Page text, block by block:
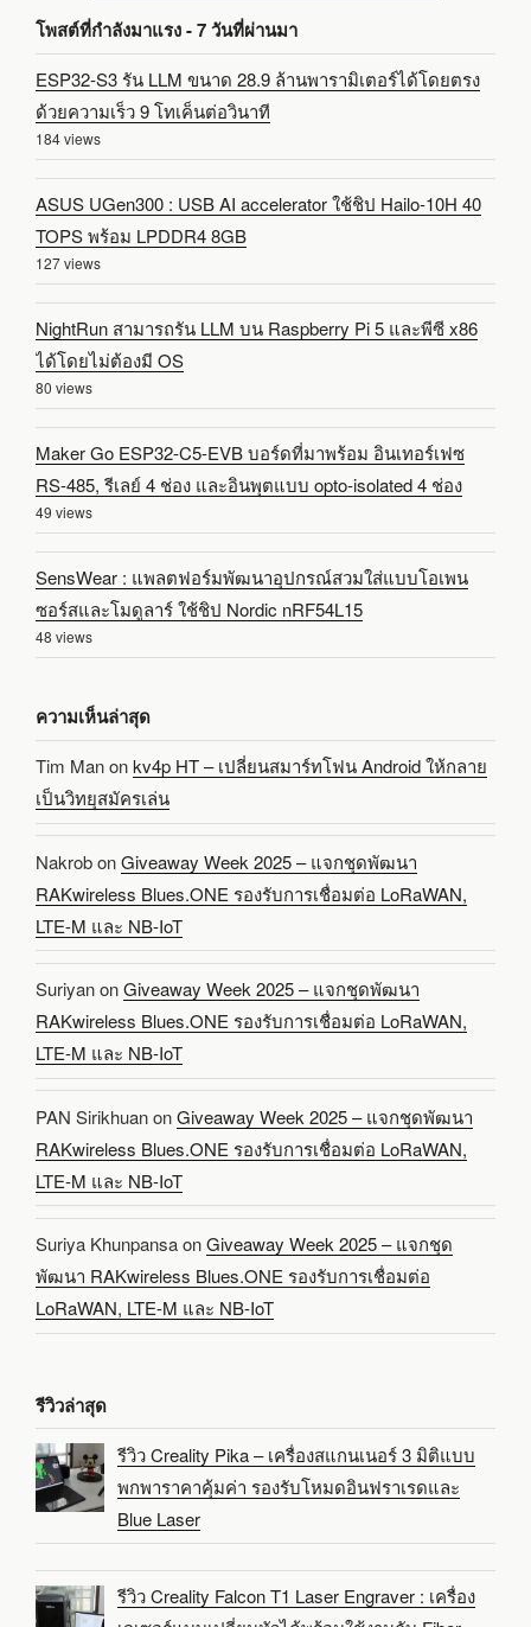
โพสต์ที่กำลังมาแรง - 7 วันที่ผ่านมา
ESP32-S3 รัน LLM ขนาด 28.9 ล้านพารามิเตอร์ได้โดยตรง
ด้วยความเร็ว 9 โทเค็นต่อวินาที
184 views
ASUS UGen300 : USB AI accelerator ใช้ชิป Hailo-10H 40
TOPS พร้อม LPDDR4 8GB
127 views
NightRun สามารถรัน LLM บน Raspberry Pi 5 และพีซี x86
ได้โดยไม่ต้องมี OS
80 views
Maker Go ESP32-C5-EVB บอร์ดที่มาพร้อม อินเทอร์เฟซ
RS-485, รีเลย์ 4 ช่อง และอินพุตแบบ opto-isolated 4 ช่อง
49 views
SensWear : แพลตฟอร์มพัฒนาอุปกรณ์สวมใส่แบบโอเพน
ซอร์สและโมดูลาร์ ใช้ชิป Nordic nRF54L15
48 views
ความเห็นล่าสุด
Tim Manonkv4p HT – เปลี่ยนสมาร์ทโฟน Android ให้กลาย
เป็นวิทยุสมัครเล่น
NakrobonGiveaway Week 2025 – แจกชุดพัฒนา
RAKwireless Blues.ONE รองรับการเชื่อมต่อ LoRaWAN,
LTE-M และ NB-IoT
SuriyanonGiveaway Week 2025 – แจกชุดพัฒนา
RAKwireless Blues.ONE รองรับการเชื่อมต่อ LoRaWAN,
LTE-M และ NB-IoT
PAN SirikhuanonGiveaway Week 2025 – แจกชุดพัฒนา
RAKwireless Blues.ONE รองรับการเชื่อมต่อ LoRaWAN,
LTE-M และ NB-IoT
Suriya KhunpansaonGiveaway Week 2025 – แจกชุด
พัฒนา RAKwireless Blues.ONE รองรับการเชื่อมต่อ
LoRaWAN, LTE-M และ NB-IoT
รีวิวล่าสุด
รีวิว Creality Pika – เครื่องสแกนเนอร์ 3 มิติแบบ
พกพาราคาคุ้มค่า รองรับโหมดอินฟราเรดและ
Blue Laser
รีวิว Creality Falcon T1 Laser Engraver : เครื่อง